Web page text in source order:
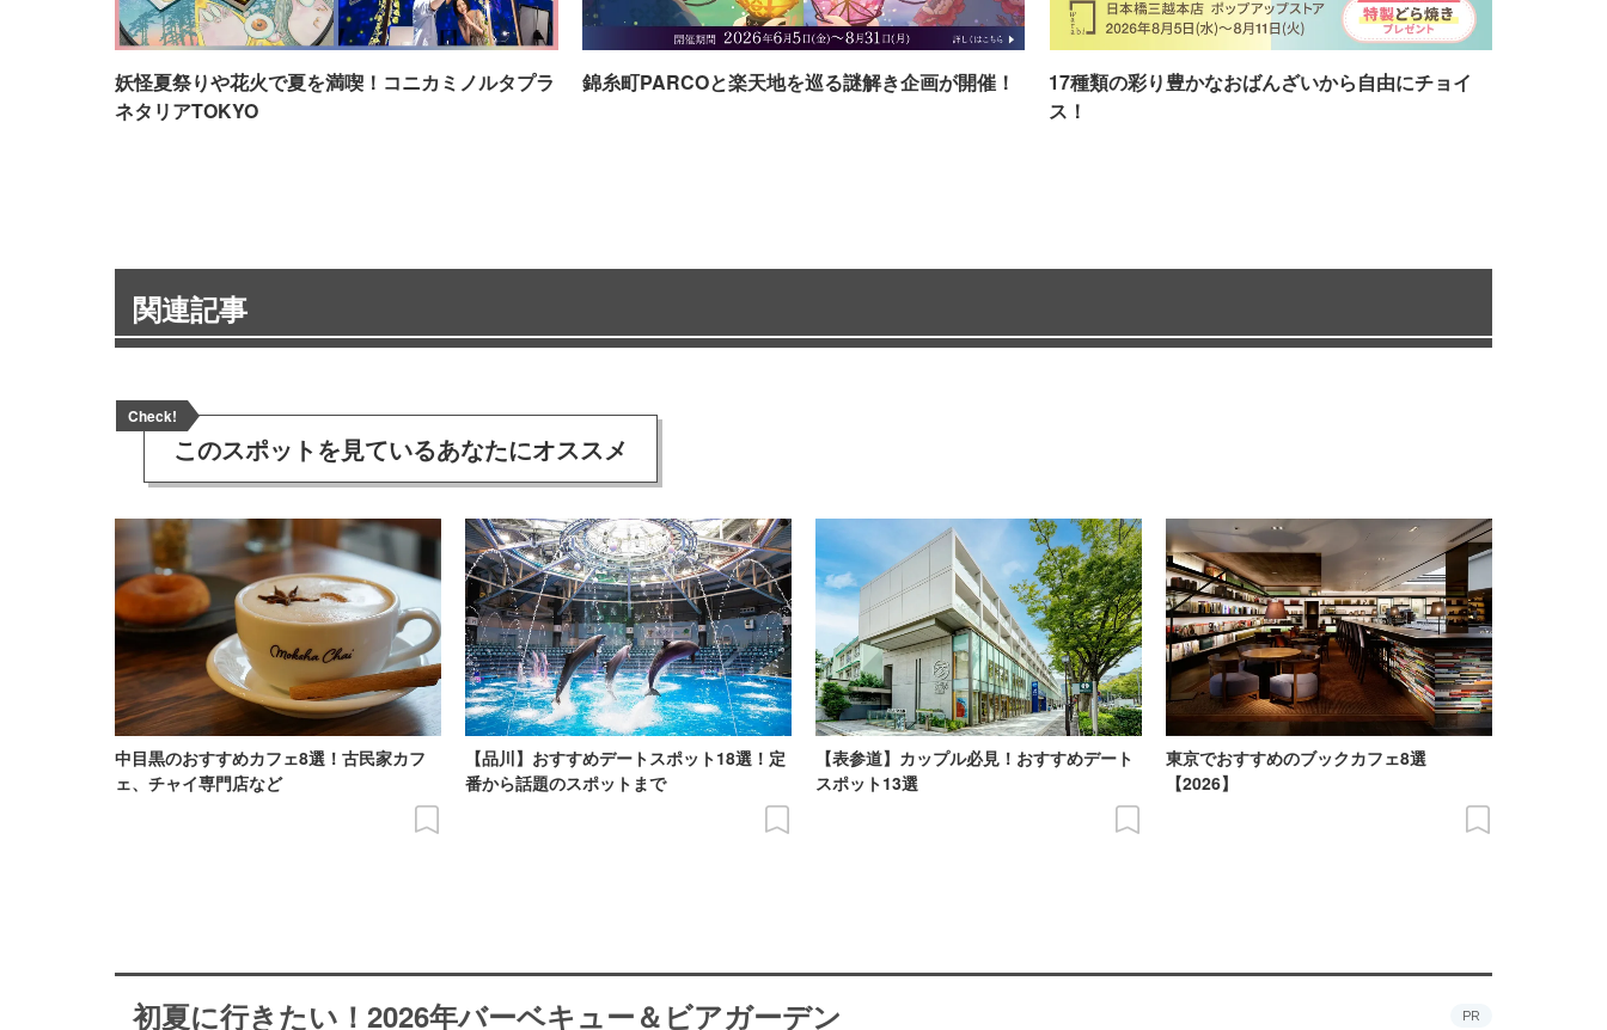
妖怪夏祭りや花火で夏を満喫！コニカミノルタプラ
ネタリアTOKYO
錦糸町PARCOと楽天地を巡る謎解き企画が開催！
17種類の彩り豊かなおばんざいから自由にチョイ
ス！
関連記事
Check!
このスポットを見ているあなたにオススメ
中目黒のおすすめカフェ8選！古民家カフ
ェ、チャイ専門店など
【品川】おすすめデートスポット18選！定
番から話題のスポットまで
【表参道】カップル必見！おすすめデート
スポット13選
東京でおすすめのブックカフェ8選
【2026】
初夏に行きたい！2026年バーベキュー＆ビアガーデン PR